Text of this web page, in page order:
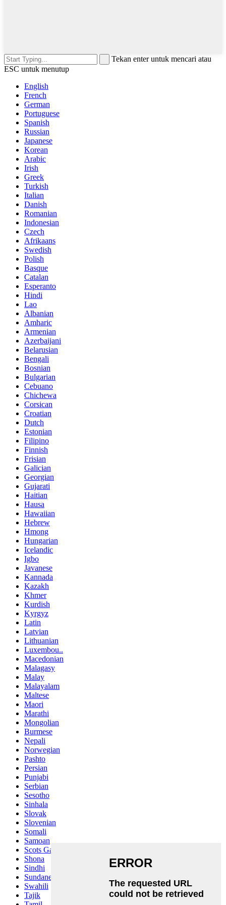
Tekan enter untuk mencari atau
ESC untuk menutup
English
French
German
Portuguese
Spanish
Russian
Japanese
Korean
Arabic
Irish
Greek
Turkish
Italian
Danish
Romanian
Indonesian
Czech
Afrikaans
Swedish
Polish
Basque
Catalan
Esperanto
Hindi
Lao
Albanian
Amharic
Armenian
Azerbaijani
Belarusian
Bengali
Bosnian
Bulgarian
Cebuano
Chichewa
Corsican
Croatian
Dutch
Estonian
Filipino
Finnish
Frisian
Galician
Georgian
Gujarati
Haitian
Hausa
Hawaiian
Hebrew
Hmong
Hungarian
Icelandic
Igbo
Javanese
Kannada
Kazakh
Khmer
Kurdish
Kyrgyz
Latin
Latvian
Lithuanian
Luxembou..
Macedonian
Malagasy
Malay
Malayalam
Maltese
Maori
Marathi
Mongolian
Burmese
Nepali
Norwegian
Pashto
Persian
Punjabi
Serbian
Sesotho
Sinhala
Slovak
Slovenian
Somali
Samoan
Scots Gaelic
Shona
Sindhi
Sundanese
Swahili
Tajik